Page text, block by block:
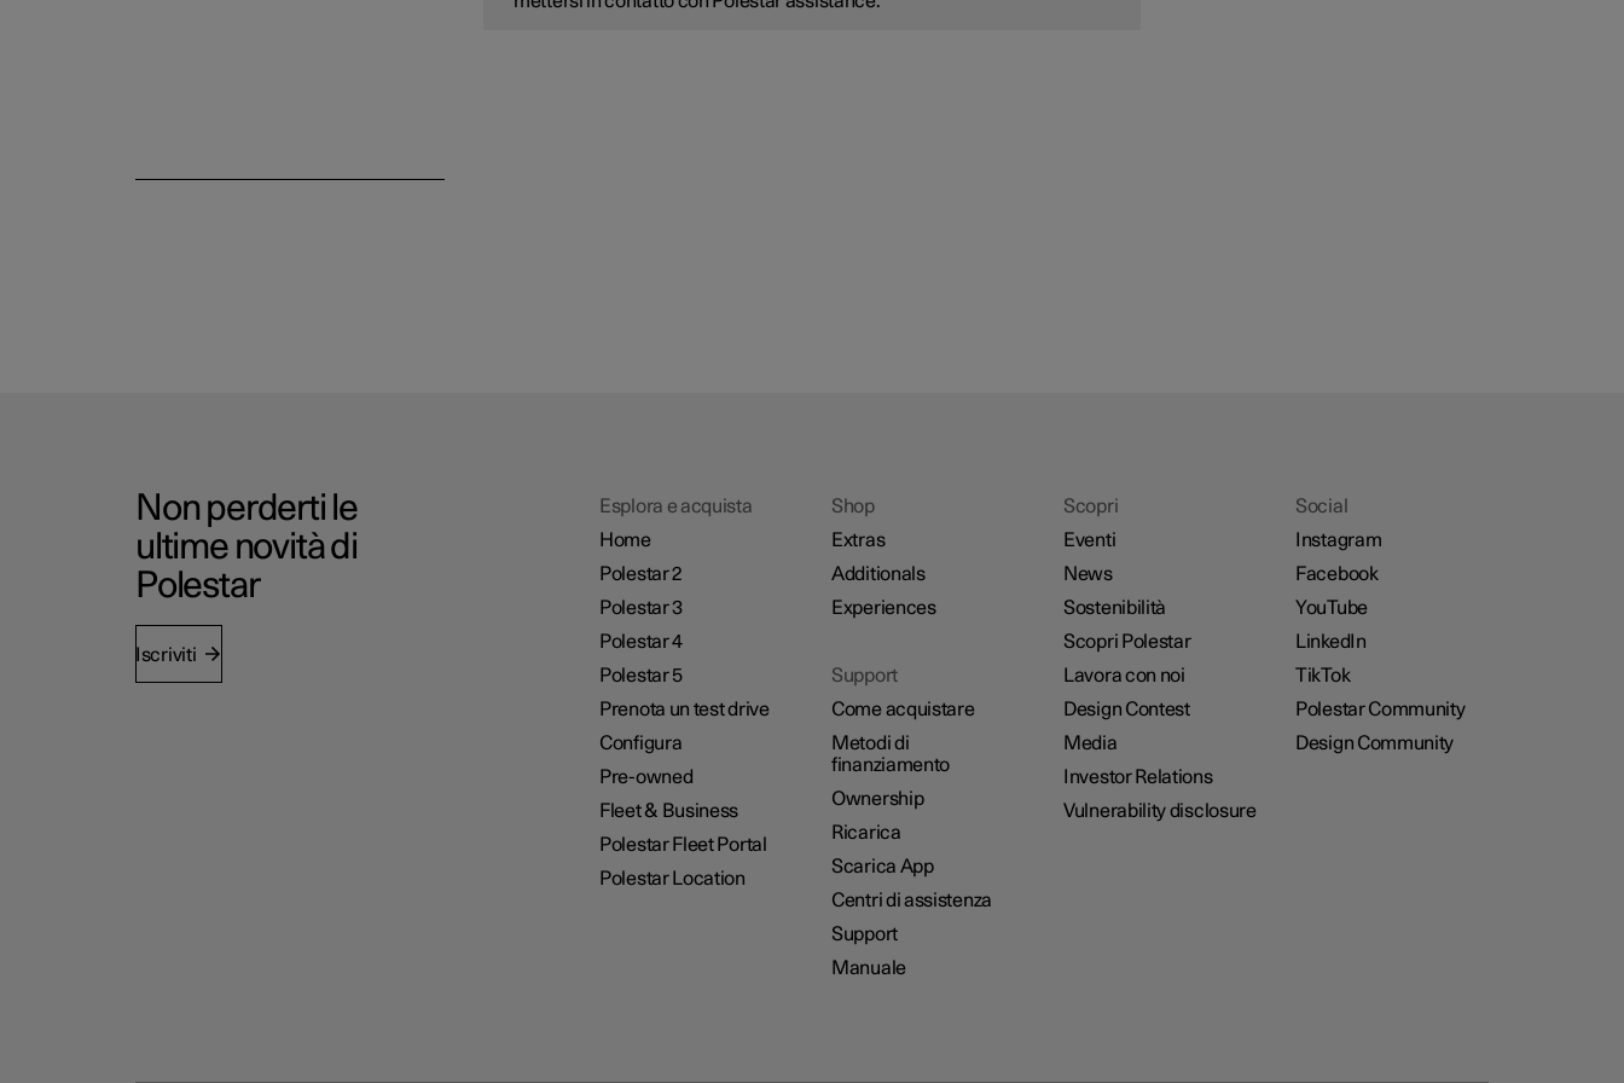
Non perderti le
ultime novità di
Polestar
Iscriviti
Esplora e acquista
Home
Polestar 2
Polestar 3
Polestar 4
Polestar 5
Prenota un test drive
Configura
Pre-owned
Fleet & Business
Polestar Fleet Portal
Polestar Location
Shop
Extras
Additionals
Experiences
Support
Come acquistare
Metodi di
finanziamento
Ownership
Ricarica
Scarica App
Centri di assistenza
Support
Manuale
Scopri
Eventi
News
Sostenibilità
Scopri Polestar
Lavora con noi
Design Contest
Media
Investor Relations
Vulnerability disclosure
Social
Instagram
Facebook
YouTube
LinkedIn
TikTok
Polestar Community
Design Community